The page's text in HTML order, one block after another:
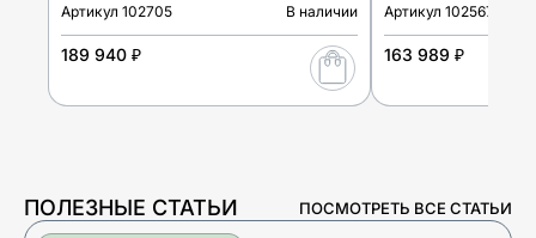
Артикул 102705 В наличии
189 940 ₽
Артикул 102567
163 989 ₽
ПОЛЕЗНЫЕ СТАТЬИ ПОСМОТРЕТЬ ВСЕ СТАТЬИ